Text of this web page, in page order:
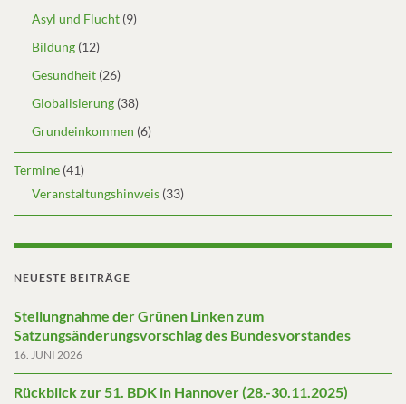
Asyl und Flucht (9)
Bildung (12)
Gesundheit (26)
Globalisierung (38)
Grundeinkommen (6)
Termine (41)
Veranstaltungshinweis (33)
NEUESTE BEITRÄGE
Stellungnahme der Grünen Linken zum
Satzungsänderungsvorschlag des Bundesvorstandes
16. JUNI 2026
Rückblick zur 51. BDK in Hannover (28.-30.11.2025)